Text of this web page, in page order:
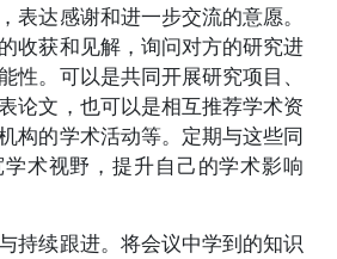
表达感谢和进一步交流的意愿。
收获和见解，询问对方的研究进
性。可以是共同开展研究项目、
论文，也可以是相互推荐学术资
构的学术活动等。定期与这些同
术视野，提升自己的学术影响
持续跟进。将会议中学到的知识